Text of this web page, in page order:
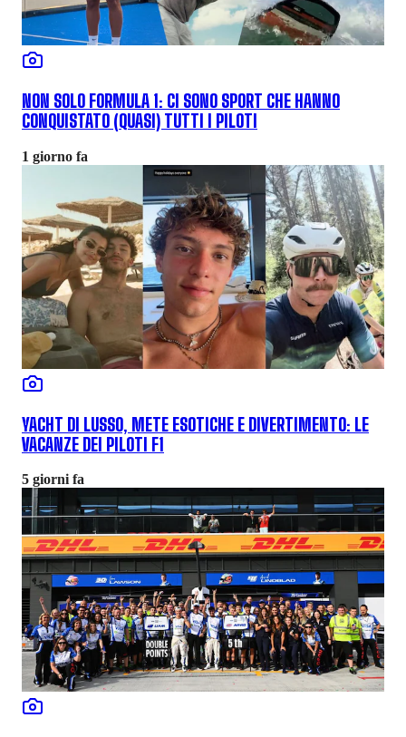
NON SOLO FORMULA 1: CI SONO SPORT CHE HANNO
CONQUISTATO (QUASI) TUTTI I PILOTI
1 giorno fa
YACHT DI LUSSO, METE ESOTICHE E DIVERTIMENTO: LE
VACANZE DEI PILOTI F1
5 giorni fa